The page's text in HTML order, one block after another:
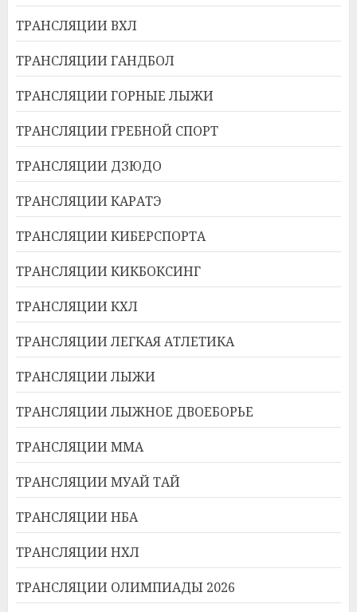
ТРАНСЛЯЦИИ ВХЛ
ТРАНСЛЯЦИИ ГАНДБОЛ
ТРАНСЛЯЦИИ ГОРНЫЕ ЛЫЖИ
ТРАНСЛЯЦИИ ГРЕБНОЙ СПОРТ
ТРАНСЛЯЦИИ ДЗЮДО
ТРАНСЛЯЦИИ КАРАТЭ
ТРАНСЛЯЦИИ КИБЕРСПОРТА
ТРАНСЛЯЦИИ КИКБОКСИНГ
ТРАНСЛЯЦИИ КХЛ
ТРАНСЛЯЦИИ ЛЕГКАЯ АТЛЕТИКА
ТРАНСЛЯЦИИ ЛЫЖИ
ТРАНСЛЯЦИИ ЛЫЖНОЕ ДВОЕБОРЬЕ
ТРАНСЛЯЦИИ ММА
ТРАНСЛЯЦИИ МУАЙ ТАЙ
ТРАНСЛЯЦИИ НБА
ТРАНСЛЯЦИИ НХЛ
ТРАНСЛЯЦИИ ОЛИМПИАДЫ 2026